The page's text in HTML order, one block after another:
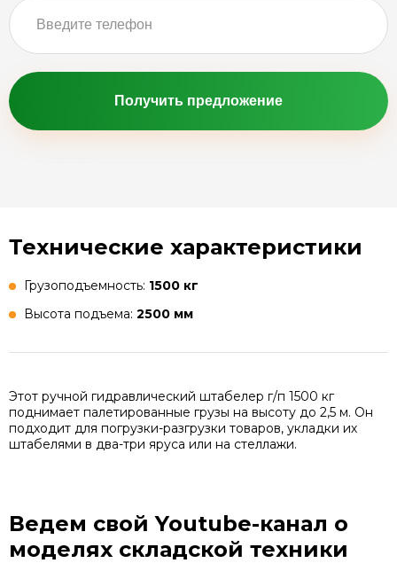
Получить предложение
Технические характеристики
Грузоподъемность: 1500 кг
Высота подъема: 2500 мм
Этот ручной гидравлический штабелер г/п 1500 кг
поднимает палетированные грузы на высоту до 2,5 м. Он
подходит для погрузки-разгрузки товаров, укладки их
штабелями в два-три яруса или на стеллажи.
Ведем свой Youtube-канал о
моделях складской техники